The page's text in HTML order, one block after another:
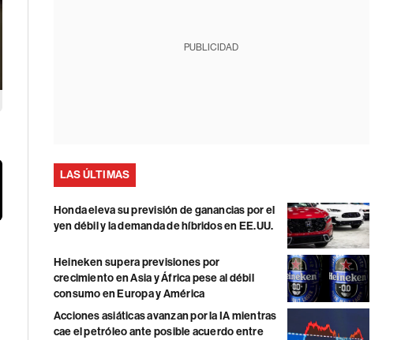
PUBLICIDAD
LAS ÚLTIMAS
Honda eleva su previsión de ganancias por el
yen débil y la demanda de híbridos en EE.UU.
Heineken supera previsiones por
crecimiento en Asia y África pese al débil
consumo en Europa y América
Acciones asiáticas avanzan por la IA mientras
cae el petróleo ante posible acuerdo entre